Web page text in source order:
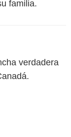
familia.
verdadera